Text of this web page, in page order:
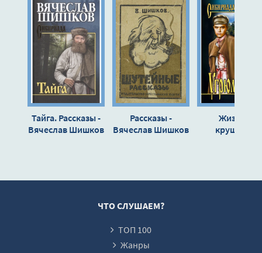
Половой Вопрос
Портрет
Пьяная Больница
Смерть Тарелкина
Смычка
Спектакль В Селе Огрызове
Хреновинка
Тайга. Рассказы -
Вячеслав Шишков
Рассказы -
Вячеслав Шишков
Жизнь и
крушение
ЧТО СЛУШАЕМ?
ТОП 100
Жанры